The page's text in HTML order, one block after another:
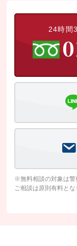
24時間
※無料相談の対象は警
ご相談は原則有料とな